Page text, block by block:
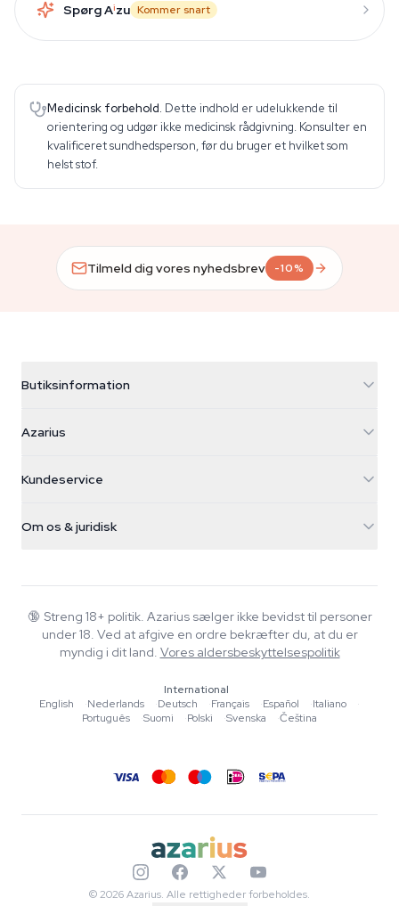
Spørg Aizu Kommer snart
Medicinsk forbehold. Dette indhold er udelukkende til
orientering og udgør ikke medicinsk rådgivning. Konsulter en
kvalificeret sundhedsperson, før du bruger et hvilket som
helst stof.
Tilmeld dig vores nyhedsbrev -10%
Butiksinformation
Galvaniweg 11
Nederland
+31(0)204897914
Azarius
Smokeshop
Kundeservice
Returpolitik
FAQ
Privatlivspolitik
Om os & juridisk
Wiki
Blog
Musik
Redaktionelle standarder
Værktøjer & Beregnere
🔞 Streng 18+ politik. Azarius sælger ikke bevidst til personer
under 18. Ved at afgive en ordre bekræfter du, at du er
myndig i dit land. Vores aldersbeskyttelsespolitik
International
English
·Nederlands ·Deutsch ·Français ·Español ·Italiano
·
Português
·Suomi ·Polski ·Svenska ·Čeština
© 2026 Azarius. Alle rettigheder forbeholdes.